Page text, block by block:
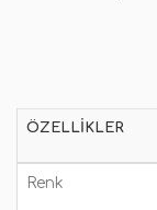
ÖZELLIKLER
Renk